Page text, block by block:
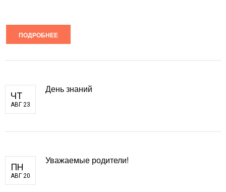
ПОДРОБНЕЕ
ЧТ
АВГ 23
День знаний
ПН
АВГ 20
Уважаемые родители!